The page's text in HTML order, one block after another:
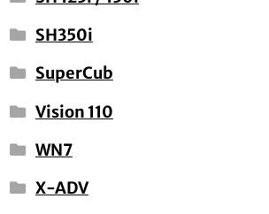
SH350i
SuperCub
Vision 110
WN7
X-ADV